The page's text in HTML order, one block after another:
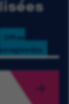
Offres
enregistrées